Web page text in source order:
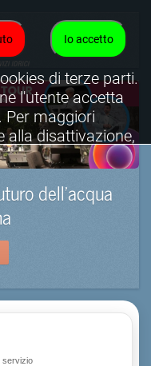
dell’acqua
servizio
Io accetto
di terze parti.
l'utente accetta
Per maggiori
alla disattivazione,
cookies